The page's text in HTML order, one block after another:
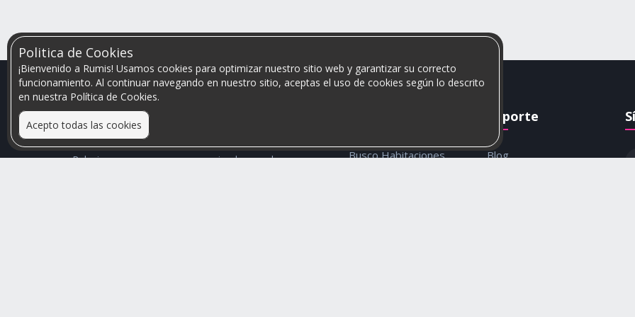
Politica de Cookies
¡Bienvenido a Rumis! Usamos cookies para optimizar nuestro sitio web y garantizar su correcto
funcionamiento. Al continuar navegando en nuestro sitio, aceptas el uso de cookies según lo descrito
en nuestra Política de Cookies.
Acepto todas las cookies
Relacionamos personas que arriendan con las que
Busco Habitaciones
Soporte
Blog